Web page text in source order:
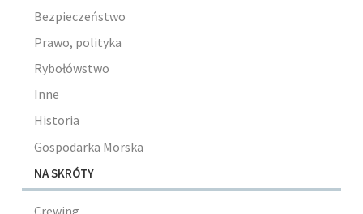
Bezpieczeństwo
Prawo, polityka
Rybołówstwo
Inne
Historia
Gospodarka Morska
NA SKRÓTY